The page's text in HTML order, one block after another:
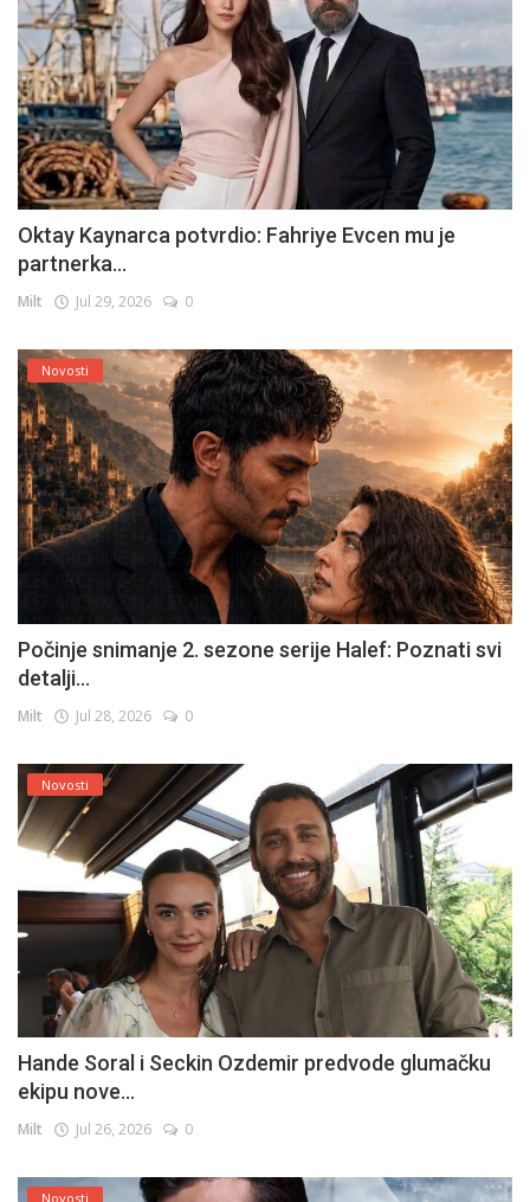
Oktay Kaynarca potvrdio: Fahriye Evcen mu je
partnerka...
Milt Jul 29, 2026 0
Novosti
Počinje snimanje 2. sezone serije Halef: Poznati svi
detalji...
Milt Jul 28, 2026 0
Novosti
Hande Soral i Seckin Ozdemir predvode glumačku
ekipu nove...
Milt Jul 26, 2026 0
Novosti